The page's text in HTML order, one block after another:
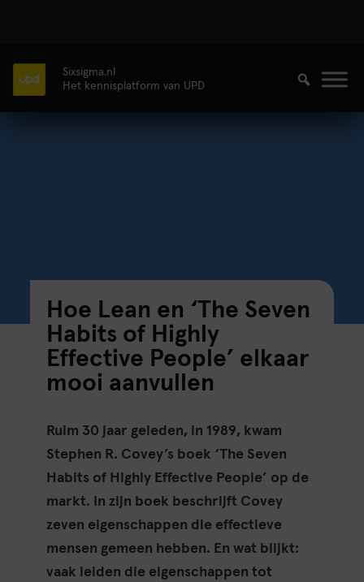
Sixsigma.nl
Het kennisplatform van UPD
Hoe Lean en ‘The Seven
Habits of Highly
Effective People’ elkaar
mooi aanvullen
Ruim 30 jaar geleden, in 1989, kwam
Stephen R. Covey’s boek ‘The Seven
Habits of Highly Effective People’ op de
markt. In zijn boek beschrijft Covey
zeven eigenschappen die effectieve
mensen gemeen hebben. En wat blijkt:
vaak leiden die eigenschappen tot